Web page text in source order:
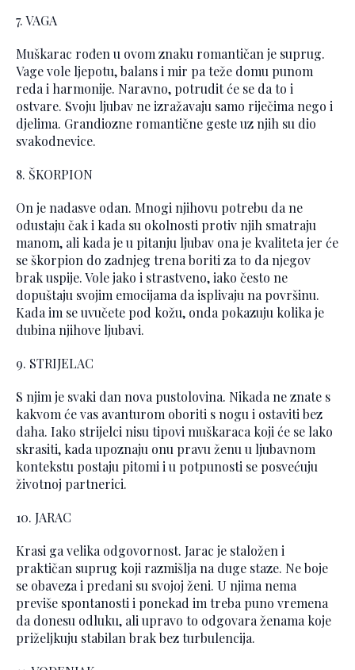
7. VAGA
Muškarac rođen u ovom znaku romantičan je suprug.
Vage vole ljepotu, balans i mir pa teže domu punom
reda i harmonije. Naravno, potrudit će se da to i
ostvare. Svoju ljubav ne izražavaju samo riječima nego i
djelima. Grandiozne romantične geste uz njih su dio
svakodnevice.
8. ŠKORPION
On je nadasve odan. Mnogi njihovu potrebu da ne
odustaju čak i kada su okolnosti protiv njih smatraju
manom, ali kada je u pitanju ljubav ona je kvaliteta jer će
se škorpion do zadnjeg trena boriti za to da njegov
brak uspije. Vole jako i strastveno, iako često ne
dopuštaju svojim emocijama da isplivaju na površinu.
Kada im se uvučete pod kožu, onda pokazuju kolika je
dubina njihove ljubavi.
9. STRIJELAC
S njim je svaki dan nova pustolovina. Nikada ne znate s
kakvom će vas avanturom oboriti s nogu i ostaviti bez
daha. Iako strijelci nisu tipovi muškaraca koji će se lako
skrasiti, kada upoznaju onu pravu ženu u ljubavnom
kontekstu postaju pitomi i u potpunosti se posvećuju
životnoj partnerici.
10. JARAC
Krasi ga velika odgovornost. Jarac je staložen i
praktičan suprug koji razmišlja na duge staze. Ne boje
se obaveza i predani su svojoj ženi. U njima nema
previše spontanosti i ponekad im treba puno vremena
da donesu odluku, ali upravo to odgovara ženama koje
priželjkuju stabilan brak bez turbulencija.